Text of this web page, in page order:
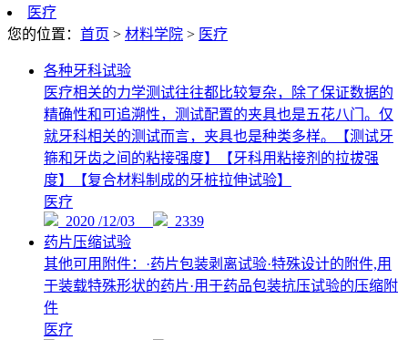
医疗
您的位置： 首页 > 材料学院 > 医疗
各种牙科试验
医疗相关的力学测试往往都比较复杂，除了保证数据的
精确性和可追溯性，测试配置的夹具也是五花八门。仅
就牙科相关的测试而言，夹具也是种类多样。【测试牙
箍和牙齿之间的粘接强度】【牙科用粘接剂的拉拔强
度】【复合材料制成的牙桩拉伸试验】
医疗
2020 /12/03
2339
药片压缩试验
其他可用附件：·药片包装剥离试验·特殊设计的附件,用
于装载特殊形状的药片·用于药品包装抗压试验的压缩附
件
医疗